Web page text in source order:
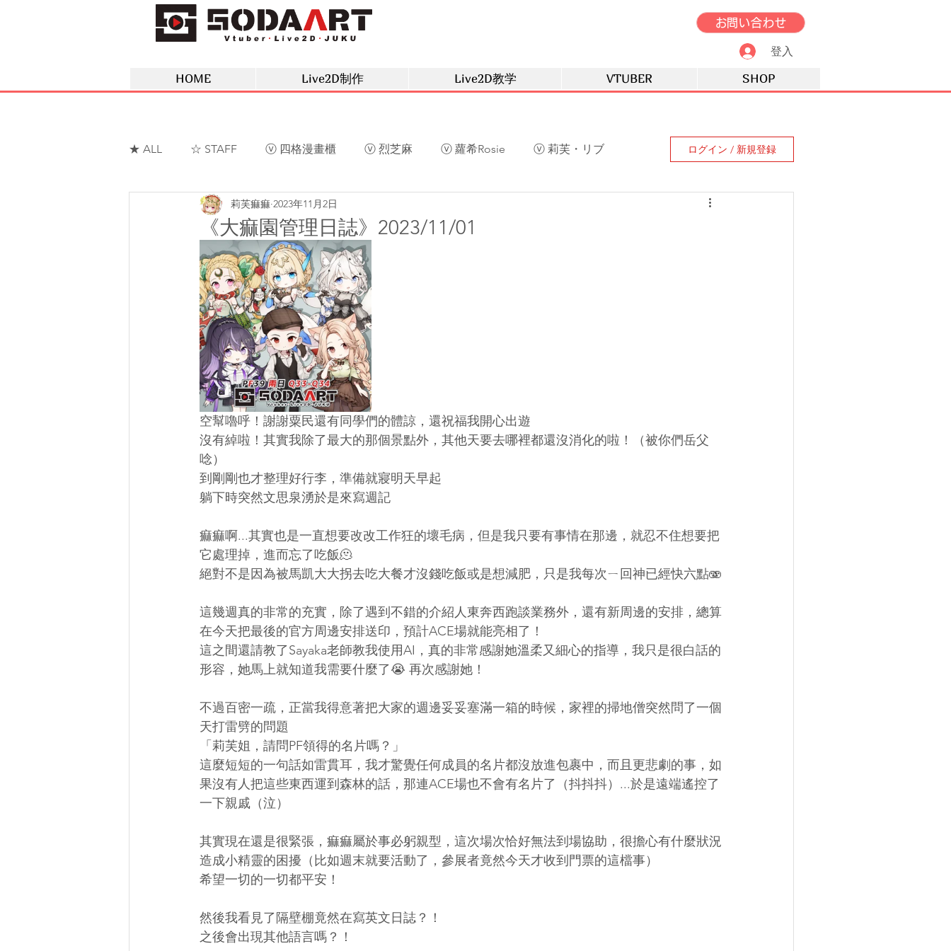
お問い合わせ
登入
HOME Live2D制作 Live2D教学 VTUBER SHOP
★ ALL ☆ STAFF ⓥ 四格漫畫櫃 ⓥ 烈芝麻 ⓥ 蘿希Rosie ⓥ 莉芙・リブ
ⓥ 蘇菲蕥Sofia ⓥ 夢野薰草
ログイン / 新規登録
《大痲園管理日誌》2023/11/01
莉芙痲痲 2023年11月2日
空幫嚕呼！謝謝粟民還有同學們的體諒，還祝福我開心出遊
沒有綽啦！其實我除了最大的那個景點外，其他天要去哪裡都還沒消化的啦！（被你們岳父
唸）
到剛剛也才整理好行李，準備就寢明天早起
躺下時突然文思泉湧於是來寫週記
痲痲啊...其實也是一直想要改改工作狂的壞毛病，但是我只要有事情在那邊，就忍不住想要把
它處理掉，進而忘了吃飯🫠
絕對不是因為被馬凱大大拐去吃大餐才沒錢吃飯或是想減肥，只是我每次ㄧ回神已經快六點🫨
這幾週真的非常的充實，除了遇到不錯的介紹人東奔西跑談業務外，還有新周邊的安排，總算
在今天把最後的官方周邊安排送印，預計ACE場就能亮相了！
這之間還請教了Sayaka老師教我使用AI，真的非常感謝她溫柔又細心的指導，我只是很白話的
形容，她馬上就知道我需要什麼了😭 再次感謝她！
不過百密一疏，正當我得意著把大家的週邊妥妥塞滿一箱的時候，家裡的掃地僧突然問了一個
天打雷劈的問題
「莉芙姐，請問PF領得的名片嗎？」
這麼短短的一句話如雷貫耳，我才驚覺任何成員的名片都沒放進包裹中，而且更悲劇的事，如
果沒有人把這些東西運到森林的話，那連ACE場也不會有名片了（抖抖抖）...於是遠端遙控了
一下親戚（泣）
其實現在還是很緊張，痲痲屬於事必躬親型，這次場次恰好無法到場協助，很擔心有什麼狀況
造成小精靈的困擾（比如週末就要活動了，參展者竟然今天才收到門票的這檔事）
希望一切的一切都平安！
然後我看見了隔壁棚竟然在寫英文日誌？！
之後會出現其他語言嗎？！